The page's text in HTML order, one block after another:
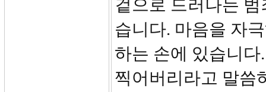
겉으로 드러나는
습니다. 마음을 자
하는 손에 있습니
찍어버리라고 말씀